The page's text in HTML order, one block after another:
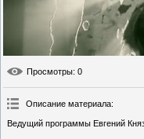
Просмотры: 0
Описание материала:
Ведущий программы Евгений